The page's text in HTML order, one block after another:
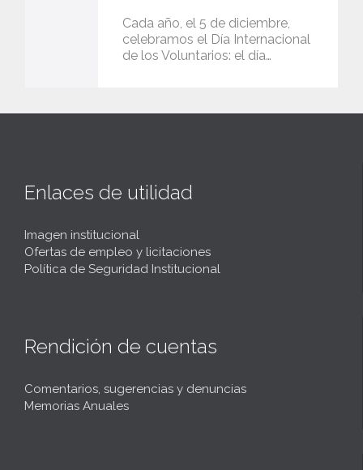
Cada año, el 5 de diciembre,
celebramos el Día Internacional
de los Voluntarios: el día…
Enlaces de utilidad
Imagen institucional
Ofertas de empleo y licitaciones
Política de Seguridad Institucional
Rendición de cuentas
Comentarios, sugerencias y denuncias
Memorias Anuales